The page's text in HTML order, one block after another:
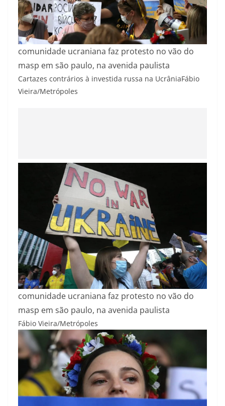
comunidade ucraniana faz protesto no vão do
masp em são paulo, na avenida paulista
Cartazes contrários à investida russa na UcrâniaFábio
Vieira/Metrópoles
comunidade ucraniana faz protesto no vão do
masp em são paulo, na avenida paulista
Fábio Vieira/Metrópoles